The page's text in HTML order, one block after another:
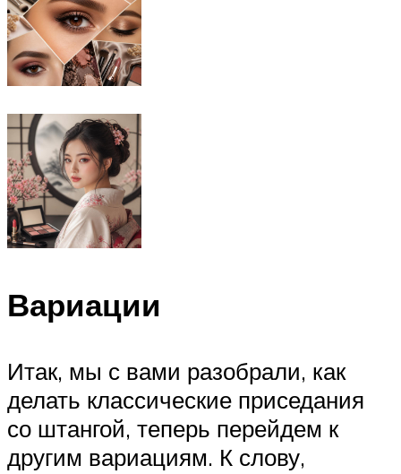
Вариации
Итак, мы с вами разобрали, как
делать классические приседания
со штангой, теперь перейдем к
другим вариациям. К слову,